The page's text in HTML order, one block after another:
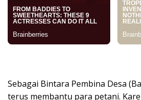
Sebagai Bintara Pembina Desa
terus membantu para petani.